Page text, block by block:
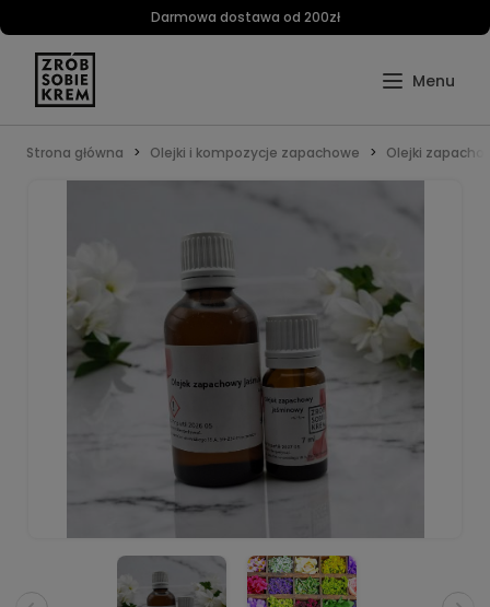
Darmowa dostawa od 200zł
Strona główna Olejki i kompozycje zapachowe Olejki